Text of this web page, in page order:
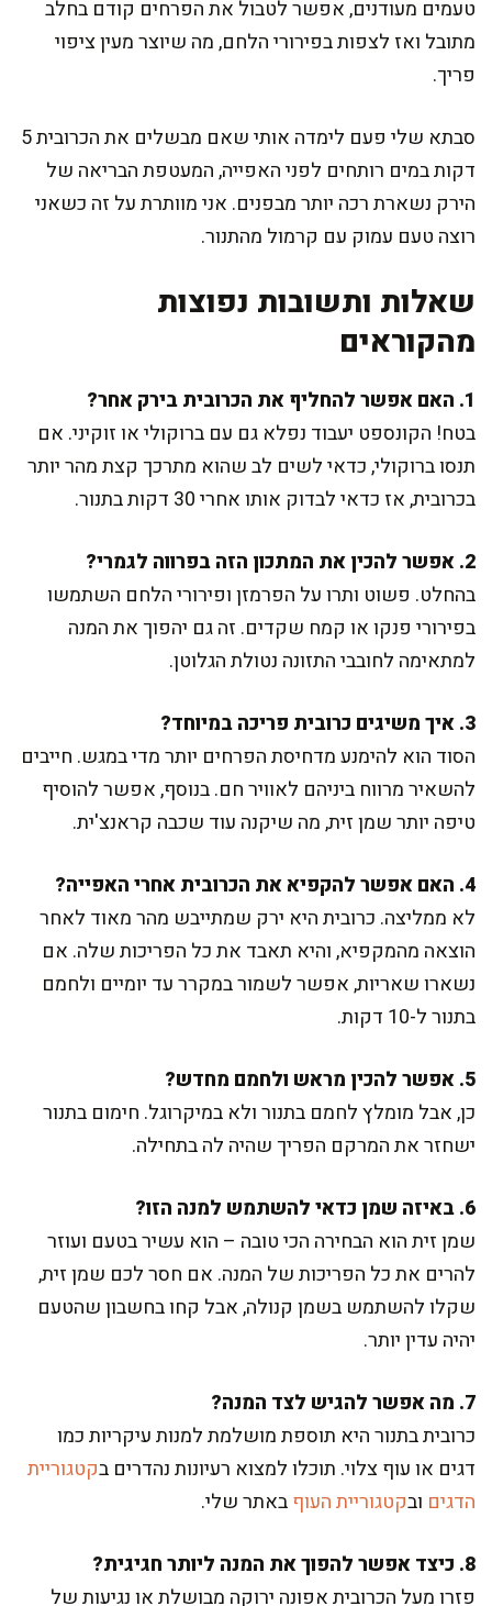
טעמים מעודנים, אפשר לטבול את הפרחים קודם בחלב
מתובל ואז לצפות בפירורי הלחם, מה שיוצר מעין ציפוי
פריך.
סבתא שלי פעם לימדה אותי שאם מבשלים את הכרובית 5
דקות במים רותחים לפני האפייה, המעטפת הבריאה של
הירק נשארת רכה יותר מבפנים. אני מוותרת על זה כשאני
רוצה טעם עמוק עם קרמול מהתנור.
שאלות ותשובות נפוצות
מהקוראים
1. האם אפשר להחליף את הכרובית בירק אחר?
בטח! הקונספט יעבוד נפלא גם עם ברוקולי או זוקיני. אם
תנסו ברוקולי, כדאי לשים לב שהוא מתרכך קצת מהר יותר
בכרובית, אז כדאי לבדוק אותו אחרי 30 דקות בתנור.
2. אפשר להכין את המתכון הזה בפרווה לגמרי?
בהחלט. פשוט ותרו על הפרמזן ופירורי הלחם השתמשו
בפירורי פנקו או קמח שקדים. זה גם יהפוך את המנה
למתאימה לחובבי התזונה נטולת הגלוטן.
3. איך משיגים כרובית פריכה במיוחד?
הסוד הוא להימנע מדחיסת הפרחים יותר מדי במגש. חייבים
להשאיר מרווח ביניהם לאוויר חם. בנוסף, אפשר להוסיף
טיפה יותר שמן זית, מה שיקנה עוד שכבה קראנצ'ית.
4. האם אפשר להקפיא את הכרובית אחרי האפייה?
לא ממליצה. כרובית היא ירק שמתייבש מהר מאוד לאחר
הוצאה מהמקפיא, והיא תאבד את כל הפריכות שלה. אם
נשארו שאריות, אפשר לשמור במקרר עד יומיים ולחמם
בתנור ל-10 דקות.
5. אפשר להכין מראש ולחמם מחדש?
כן, אבל מומלץ לחמם בתנור ולא במיקרוגל. חימום בתנור
ישחזר את המרקם הפריך שהיה לה בתחילה.
6. באיזה שמן כדאי להשתמש למנה הזו?
שמן זית הוא הבחירה הכי טובה – הוא עשיר בטעם ועוזר
להרים את כל הפריכות של המנה. אם חסר לכם שמן זית,
שקלו להשתמש בשמן קנולה, אבל קחו בחשבון שהטעם
יהיה עדין יותר.
7. מה אפשר להגיש לצד המנה?
כרובית בתנור היא תוספת מושלמת למנות עיקריות כמו
דגים או עוף צלוי. תוכלו למצוא רעיונות נהדרים בקטגוריית
הדגים ובקטגוריית העוףבאתר שלי.
8. כיצד אפשר להפוך את המנה ליותר חגיגית?
פזרו מעל הכרובית אפונה ירוקה מבושלת או נגיעות של